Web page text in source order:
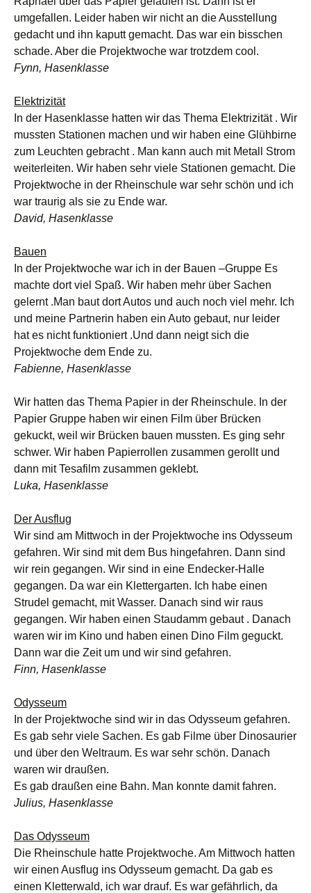
umgefallen. Leider haben wir nicht an die Ausstellung
gedacht und ihn kaputt gemacht. Das war ein bisschen
schade. Aber die Projektwoche war trotzdem cool.
Fynn, Hasenklasse
Elektrizität
In der Hasenklasse hatten wir das Thema Elektrizität . Wir
mussten Stationen machen und wir haben eine Glühbirne
zum Leuchten gebracht . Man kann auch mit Metall Strom
weiterleiten. Wir haben sehr viele Stationen gemacht. Die
Projektwoche in der Rheinschule war sehr schön und ich
war traurig als sie zu Ende war.
David, Hasenklasse
Bauen
In der Projektwoche war ich in der Bauen –Gruppe Es
machte dort viel Spaß. Wir haben mehr über Sachen
gelernt .Man baut dort Autos und auch noch viel mehr. Ich
und meine Partnerin haben ein Auto gebaut, nur leider
hat es nicht funktioniert .Und dann neigt sich die
Projektwoche dem Ende zu.
Fabienne, Hasenklasse
Wir hatten das Thema Papier in der Rheinschule. In der
Papier Gruppe haben wir einen Film über Brücken
gekuckt, weil wir Brücken bauen mussten. Es ging sehr
schwer. Wir haben Papierrollen zusammen gerollt und
dann mit Tesafilm zusammen geklebt.
Luka, Hasenklasse
Der Ausflug
Wir sind am Mittwoch in der Projektwoche ins Odysseum
gefahren. Wir sind mit dem Bus hingefahren. Dann sind
wir rein gegangen. Wir sind in eine Endecker-Halle
gegangen. Da war ein Klettergarten. Ich habe einen
Strudel gemacht, mit Wasser. Danach sind wir raus
gegangen. Wir haben einen Staudamm gebaut . Danach
waren wir im Kino und haben einen Dino Film geguckt.
Dann war die Zeit um und wir sind gefahren.
Finn, Hasenklasse
Odysseum
In der Projektwoche sind wir in das Odysseum gefahren.
Es gab sehr viele Sachen. Es gab Filme über Dinosaurier
und über den Weltraum. Es war sehr schön. Danach
waren wir draußen.
Es gab draußen eine Bahn. Man konnte damit fahren.
Julius, Hasenklasse
Das Odysseum
Die Rheinschule hatte Projektwoche. Am Mittwoch hatten
wir einen Ausflug ins Odysseum gemacht. Da gab es
einen Kletterwald, ich war drauf. Es war gefährlich, da